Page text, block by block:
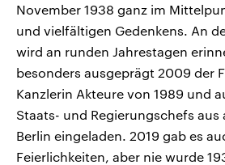
November 1938 ganz im
und vielfältigen Gedenkens. An
wird an runden Jahrestagen
besonders ausgeprägt 2009 der
Kanzlerin Akteure von 1989 und
Staats- und Regierungschefs aus
Berlin eingeladen. 2019 gab es
Feierlichkeiten, aber nie wurde